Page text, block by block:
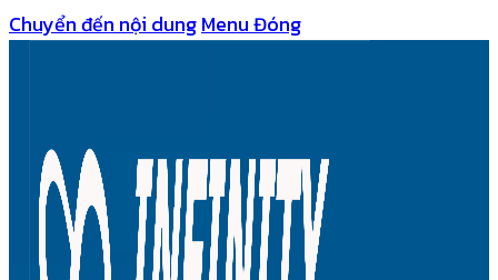
Chuyển đến nội dungMenuĐóng